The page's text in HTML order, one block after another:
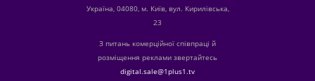
Україна, 04080, м. Київ, вул. Кирилівська,
23
З питань комерційної співпраці й
розміщення реклами звертайтесь
digital.sale@1plus1.tv